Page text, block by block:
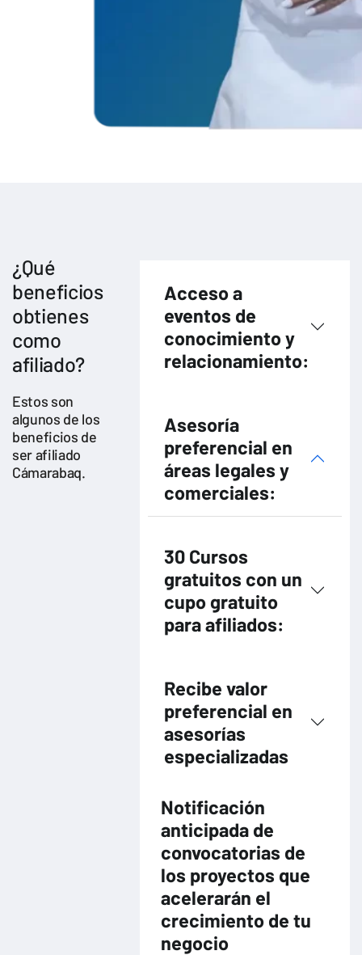
¿Qué
beneficios
obtienes
como
afiliado?
Estos son
algunos de los
beneficios de
ser afiliado
Cámarabaq.
Acceso a
eventos de
conocimiento y
relacionamiento:
Asesoría
preferencial en
áreas legales y
comerciales:
30 Cursos
gratuitos con un
cupo gratuito
para afiliados:
Recibe valor
preferencial en
asesorías
especializadas
Notificación
anticipada de
convocatorias de
los proyectos que
acelerarán el
crecimiento de tu
negocio